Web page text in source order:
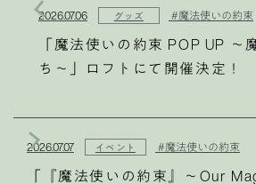
2026.07.06 グッズ #魔法使いの約束
「魔法使いの約束 POP UP 〜
ち〜」ロフトにて開催決定！
2026.07.07 イベント #魔法使いの約束
「『魔法使いの約束』～Our